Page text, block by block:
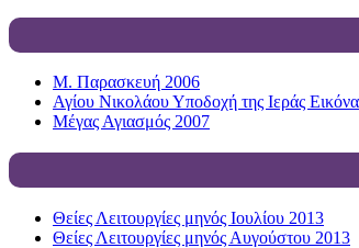
Μ. Παρασκευή 2006
Αγίου Νικολάου Υποδοχή της Ιεράς
Μέγας Αγιασμός 2007
Θείες Λειτουργίες μηνός Ιουλίου 2013
Θείες Λειτουργίες μηνός Αυγούστου 2013